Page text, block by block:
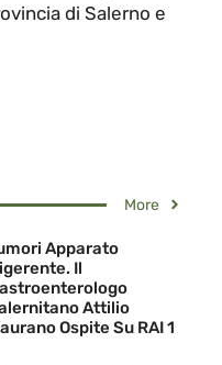
di Salerno e
More
Apparato
Il
Attilio
Ospite Su RAI 1